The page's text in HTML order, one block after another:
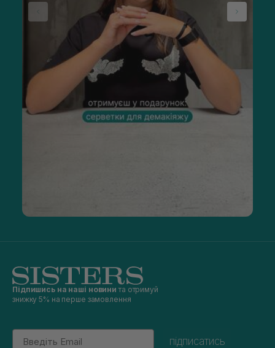
Підпишись на наші новини та отримуй
знижку 5% на перше замовлення
Email
підписатись